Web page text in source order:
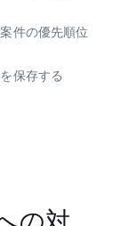
ィをつなげる
件の優先順位
保存する